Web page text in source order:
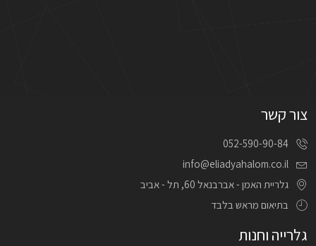
צור קשר
052-590-90-84
info@eliadyahalom.co.il
גלריית האמן - אברבנאל 60, תל - אביב
בתיאום מראש בלבד
גלרייה וחנות